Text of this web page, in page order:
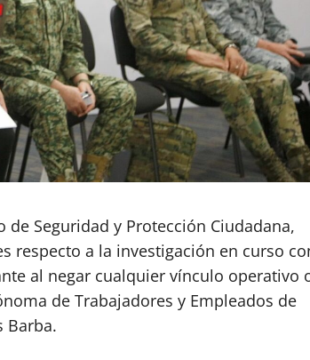
Seguridad y Protección Ciudadana,
respecto a la investigación en curso
al negar cualquier vínculo operativo
de Trabajadores y Empleados de
Barba.